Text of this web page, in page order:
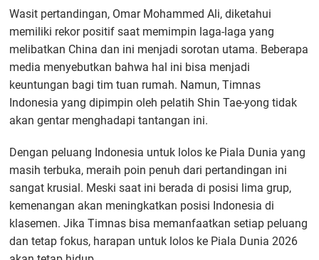
Wasit pertandingan, Omar Mohammed Ali, diketahui
memiliki rekor positif saat memimpin laga-laga yang
melibatkan China dan ini menjadi sorotan utama. Beberapa
media menyebutkan bahwa hal ini bisa menjadi
keuntungan bagi tim tuan rumah. Namun, Timnas
Indonesia yang dipimpin oleh pelatih Shin Tae-yong tidak
akan gentar menghadapi tantangan ini.
Dengan peluang Indonesia untuk lolos ke Piala Dunia yang
masih terbuka, meraih poin penuh dari pertandingan ini
sangat krusial. Meski saat ini berada di posisi lima grup,
kemenangan akan meningkatkan posisi Indonesia di
klasemen. Jika Timnas bisa memanfaatkan setiap peluang
dan tetap fokus, harapan untuk lolos ke Piala Dunia 2026